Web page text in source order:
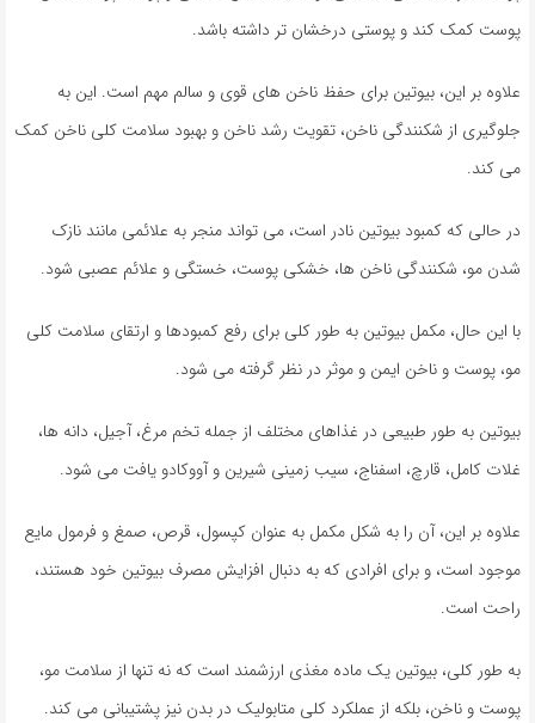
پوست کمک کند و پوستی درخشان تر داشته باشد.
علاوه بر این، بیوتین برای حفظ ناخن های قوی و سالم مهم است. این به
جلوگیری از شکنندگی ناخن، تقویت رشد ناخن و بهبود سلامت کلی ناخن کمک
می کند.
در حالی که کمبود بیوتین نادر است، می تواند منجر به علائمی مانند نازک
شدن مو، شکنندگی ناخن ها، خشکی پوست، خستگی و علائم عصبی شود.
با این حال، مکمل بیوتین به طور کلی برای رفع کمبودها و ارتقای سلامت کلی
مو، پوست و ناخن ایمن و موثر در نظر گرفته می شود.
بیوتین به طور طبیعی در غذاهای مختلف از جمله تخم مرغ، آجیل، دانه ها،
غلات کامل، قارچ، اسفناج، سیب زمینی شیرین و آووکادو یافت می شود.
علاوه بر این، آن را به شکل مکمل به عنوان کپسول، قرص، صمغ و فرمول مایع
موجود است، و برای افرادی که به دنبال افزایش مصرف بیوتین خود هستند،
راحت است.
به طور کلی، بیوتین یک ماده مغذی ارزشمند است که نه تنها از سلامت مو،
پوست و ناخن، بلکه از عملکرد کلی متابولیک در بدن نیز پشتیبانی می کند.